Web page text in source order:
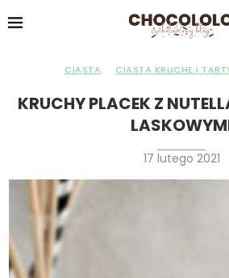
CIASTA CIASTA KRUCHE I
KRUCHY PLACEK Z
17 lutego 2021